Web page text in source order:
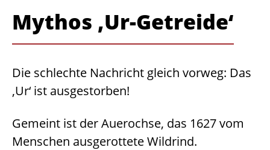
Mythos ‚Ur-Getreide‘
Die schlechte Nachricht gleich vorweg: Das
‚Ur‘ ist ausgestorben!
Gemeint ist der Auerochse, das 1627 vom
Menschen ausgerottete Wildrind.